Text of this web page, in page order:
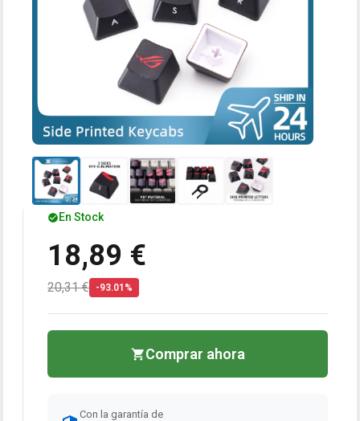
En Stock
18,89 €
20,31 € -93.01%
Comprar ahora
Con la garantía de